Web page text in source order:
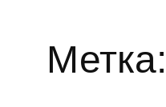
Метка: